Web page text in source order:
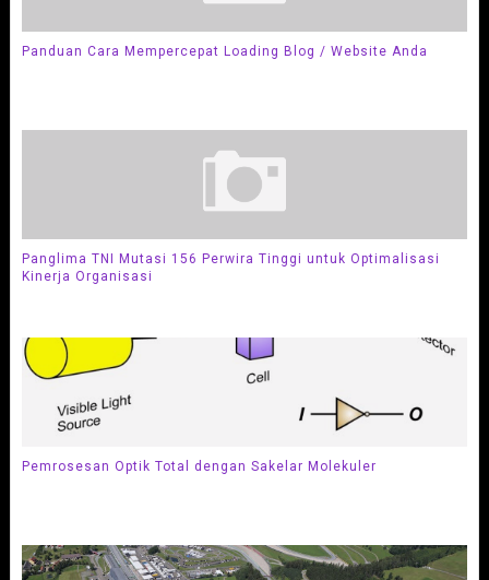
Panduan Cara Mempercepat Loading Blog / Website Anda
Panglima TNI Mutasi 156 Perwira Tinggi untuk Optimalisasi
Kinerja Organisasi
Pemrosesan Optik Total dengan Sakelar Molekuler